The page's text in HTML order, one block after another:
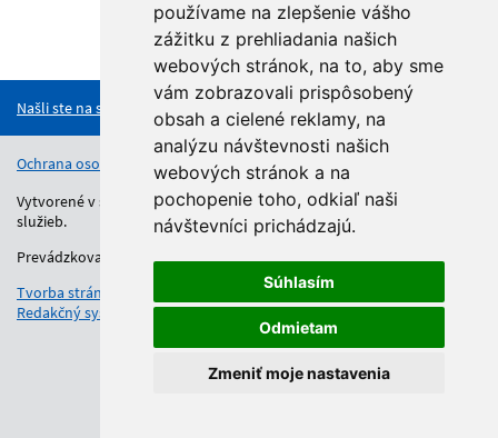
používame na zlepšenie vášho
zážitku z prehliadania našich
webových stránok, na to, aby sme
vám zobrazovali prispôsobený
obsah a cielené reklamy, na
analýzu návštevnosti našich
webových stránok a na
pochopenie toho, odkiaľ naši
návštevníci prichádzajú.
Súhlasím
Odmietam
Zmeniť moje nastavenia
Hore
Našli ste na stránke chybu?
Ochrana osobných údajov Vyhlásenie o prístupnosti
Vytvorené v súlade s Jednotným dizajn manuálom elektronických
služieb.
Prevádzkovateľom služby je Regionálny úrad školskej správy.
Tvorba stránok
Redakčný systém
: SysCom